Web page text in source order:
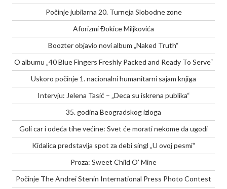
Počinje jubilarna 20. Turneja Slobodne zone
Aforizmi Đokice Miljkovića
Boozter objavio novi album „Naked Truth“
O albumu „40 Blue Fingers Freshly Packed and Ready To Serve“
Uskoro počinje 1. nacionalni humanitarni sajam knjiga
Intervju: Jelena Tasić – „Deca su iskrena publika“
35. godina Beogradskog izloga
Goli car i odeća tihe većine: Svet će morati nekome da ugodi
Kidalica predstavlja spot za debi singl „U ovoj pesmi“
Proza: Sweet Child O’ Mine
Počinje The Andrei Stenin International Press Photo Contest